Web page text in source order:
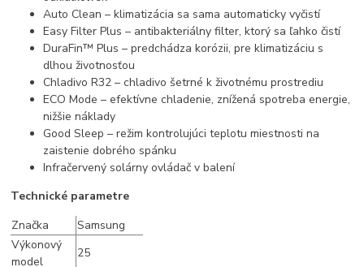
Auto Clean – klimatizácia sa sama automaticky vyčistí
Easy Filter Plus – antibakteriálny filter, ktorý sa ľahko čistí
DuraFin™ Plus – predchádza korózii, pre klimatizáciu s
dlhou životnosťou
Chladivo R32 – chladivo šetrné k životnému prostrediu
ECO Mode – efektívne chladenie, znížená spotreba energie,
nižšie náklady
Good Sleep – režim kontrolujúci teplotu miestnosti na
zaistenie dobrého spánku
Infračervený solárny ovládač v balení
Technické parametre
Značka
Samsung
Výkonový
model
25